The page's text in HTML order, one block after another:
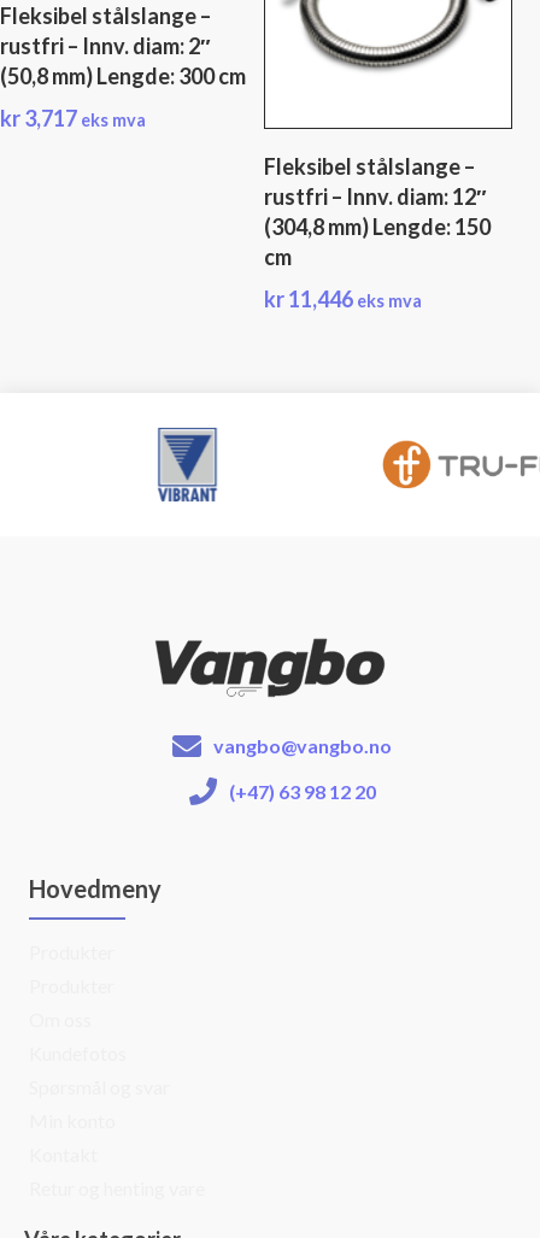
Fleksibel stålslange –
rustfri – Innv. diam: 2″
(50,8 mm) Lengde: 300 cm
kr3,717 eks mva
Fleksibel stålslange –
rustfri – Innv. diam: 12″
(304,8 mm) Lengde: 150
cm
kr11,446 eks mva
vangbo@vangbo.no
(+47) 63 98 12 20
Hovedmeny